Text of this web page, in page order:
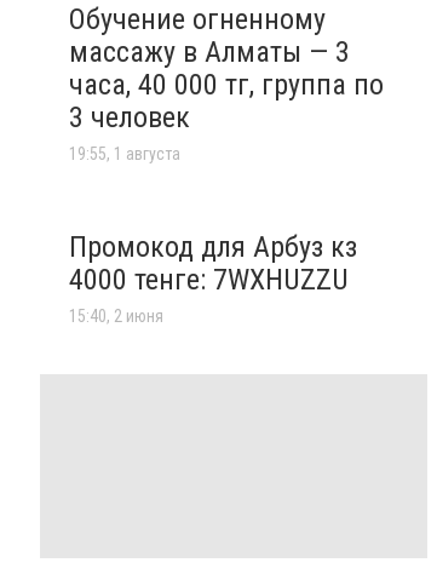
Обучение огненному
массажу в Алматы — 3
часа, 40 000 тг, группа по
3 человек
19:55, 1 августа
Промокод для Арбуз кз
4000 тенге: 7WXHUZZU
15:40, 2 июня